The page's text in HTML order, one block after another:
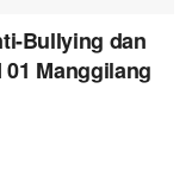
Bullying dan
Manggilang